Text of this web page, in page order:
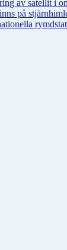
av satellit i
på